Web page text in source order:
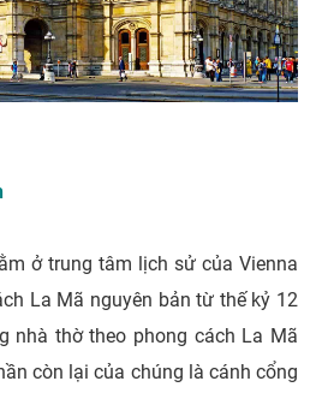
ở trung tâm lịch sử của Vienna
La Mã nguyên bản từ thế kỷ 12
nhà thờ theo phong cách La Mã
còn lại của chúng là cánh cổng